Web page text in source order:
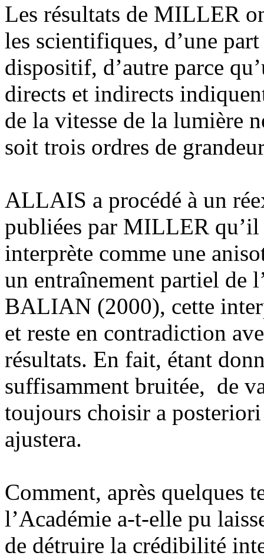
Les résultats de MILLER
les scientifiques, d’une
dispositif, d’autre parce
directs et indirects
de la vitesse de la lumière
soit trois ordres de
ALLAIS a procédé à un
publiées par MILLER
interprète comme une
un entraînement partiel de
BALIAN (2000), cette
et reste en contradiction
résultats. En fait, étant
suffisamment bruitée, de
toujours choisir a
ajustera.
Comment, après quelques
l’Académie a-t-elle pu
de détruire la crédibilité